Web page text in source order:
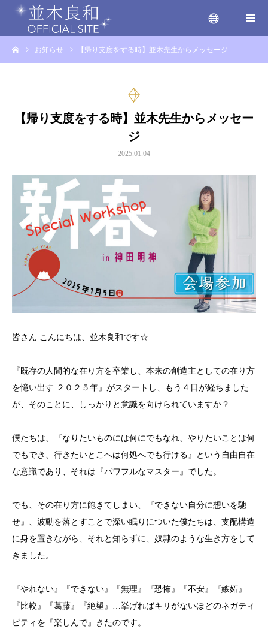
お知らせ 【帰り支度をする時】並木先生からメッセージ
【帰り支度をする時】並木先生からメッセー
ジ
2025.01.04
皆さん こんにちは、並木良和です☆
『既存の人間的な在り方を卒業し、本来の創造主としての在り方
を憶い出す ２０２５年』がスタートし、もう４日が経ちました
が、そのことに、しっかりと意識を向けられていますか？
僕たちは、『なりたいものには何にでもなれ、やりたいことは何
でもでき、行きたいとこへは何処へでも行ける』という自由自在
な意識であり、それは『パワフルなマスター』でした。
でも、その在り方に飽きてしまい、『できない自分に想いを馳
せ』、波動を落とすことで深い眠りについた僕たちは、支配構造
に身を置きながら、それと知らずに、奴隷のような生き方をして
きました。
『やれない』『できない』『無理』『恐怖』『不安』『嫉妬』
『比較』『葛藤』『絶望』…挙げればキリがないほどのネガティ
ビティを『楽しんで』きたのです。